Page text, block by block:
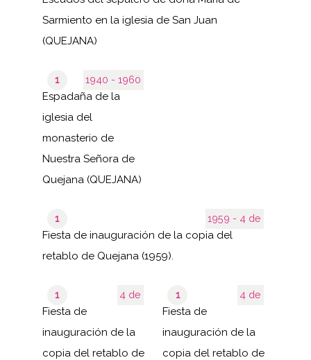
Sarmiento en la iglesia de San Juan
(QUEJANA)
1940 - 1960
1
Espadaña de la
iglesia del
monasterio de
Nuestra Señora de
Quejana (QUEJANA)
1959 - 4 de
1
Fiesta de inauguración de la copia del
retablo de Quejana (1959).
4 de
1
Fiesta de
inauguración de la
copia del retablo de
4 de
1
Fiesta de
inauguración de la
copia del retablo de